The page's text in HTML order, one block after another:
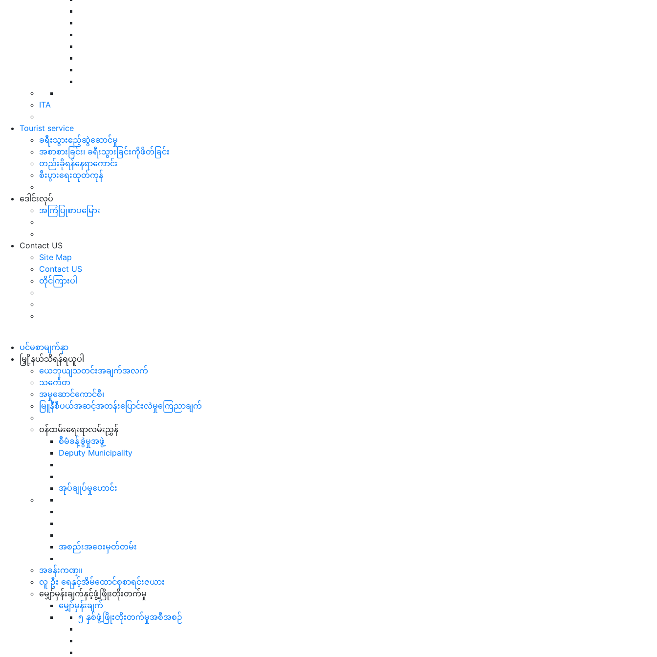
ITA
Tourist service
ခရီးသွားဧည့်ဆွဲဆောင်မှု
အစာစားခြင်း၊ ခရီးသွားခြင်းကိုဖိတ်ခြင်း
တည်းခိုရန်နေရာကောင်း
စီးပွားရေးထုတ်ကုန်
ဒေါင်းလုပ်
အကြံပြုစာပမြေား
Contact US
Site Map
Contact US
တိုင်ကြားပါ
ပင်မစာမျက်နှာ
မြှို့နယ်သိရန်ရယူပါ
ယေဘုယျသတင်းအချက်အလက်
သင်္ကေတ
အမှုဆောင်ကောင်စီ၊
မြူနီစီပယ်အဆင့်အတန်းပြောင်းလဲမှုကြေညာချက်
ဝန်ထမ်းရေးရာလမ်းညွှန်
စီမံခန့်ခွဲမှုအဖွဲ့
Deputy Municipality
အုပ်ချုပ်မှုဟောင်း
အစည်းအဝေးမှတ်တမ်း
အခန်းကဏ္။
လူ ဦး ရေနှင့်အိမ်ထောင်စုစာရင်းဇယား
မျှော်မှန်းချက်နှင့်ဖွံ့ဖြိုးတိုးတက်မှု
မျှော်မှန်းချက်
၅ နှစ်ဖွံ့ဖြိုးတိုးတက်မှုအစီအစဉ်